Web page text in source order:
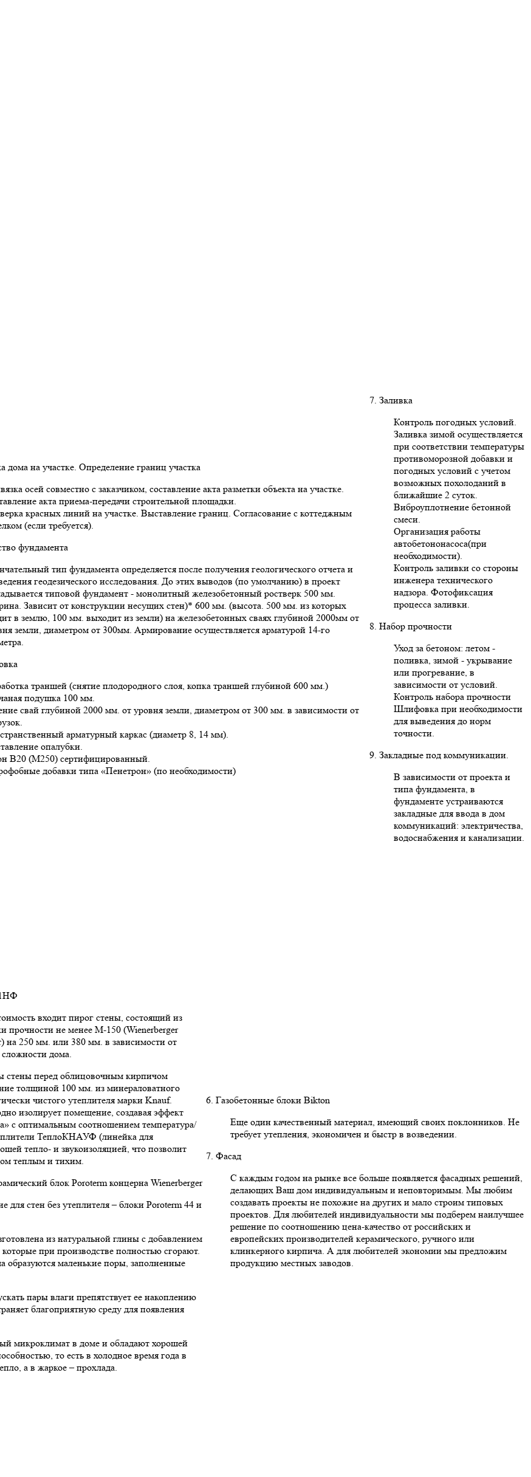
дома на участке. Определение границ участка
осей совместно с заказчиком, составление акта разметки объекта на участке.
акта приема-передачи строительной площадки.
красных линий на участке. Выставление границ. Согласование с коттеджным
(если требуется).
фундамента
тип фундамента определяется после получения геологического отчета и
геодезического исследования. До этих выводов (по умолчанию) в проект
типовой фундамент - монолитный железобетонный ростверк 500 мм.
Зависит от конструкции несущих стен)* 600 мм. (высота. 500 мм. из которых
в землю, 100 мм. выходит из земли) на железобетонных сваях глубиной 2000мм от
земли, диаметром от 300мм. Армирование осуществляется арматурой 14-го
траншей (снятие плодородного слоя, копка траншей глубиной 600 мм.)
подушка 100 мм.
свай глубиной 2000 мм. от уровня земли, диаметром от 300 мм. в зависимости от
арматурный каркас (диаметр 8, 14 мм).
опалубки.
В20 (М250) сертифицированный.
добавки типа «Пенетрон» (по необходимости)
7. Заливка
Контроль погодных условий.
Заливка зимой осуществляется
при соответствии температуры
противоморозной добавки и
погодных условий с учетом
возможных похолоданий в
ближайшие 2 суток.
Виброуплотнение бетонной
смеси.
Организация работы
автобетононасоса(при
необходимости).
Контроль заливки со стороны
инженера технического
надзора. Фотофиксация
процесса заливки.
8. Набор прочности
Уход за бетоном: летом -
поливка, зимой - укрывание
или прогревание, в
зависимости от условий.
Контроль набора прочности
Шлифовка при необходимости
для выведения до норм
точности.
9. Закладные под коммуникации.
В зависимости от проекта и
типа фундамента, в
фундаменте устраиваются
закладные для ввода в дом
коммуникаций: электричества,
водоснабжения и канализации.
входит пирог стены, состоящий из
прочности не менее М-150 (Wienerberger
на 250 мм. или 380 мм. в зависимости от
дома.
стены перед облицовочным кирпичом
толщиной 100 мм. из минераловатного
чистого утеплителя марки Knauf.
изолирует помещение, создавая эффект
с оптимальным соотношением температура/
ТеплоКНАУФ (линейка для
тепло- и звукоизоляцией, что позволит
теплым и тихим.
блок Poroterm концерна Wienerberger
для стен без утеплителя – блоки Poroterm 44 и
из натуральной глины с добавлением
при производстве полностью сгорают.
образуются маленькие поры, заполненные
пары влаги препятствует ее накоплению
благоприятную среду для появления
микроклимат в доме и обладают хорошей
то есть в холодное время года в
а в жаркое – прохлада.
6. Газобетонные блоки Bikton
Еще один качественный материал, имеющий своих поклонников. Не
требует утепления, экономичен и быстр в возведении.
7. Фасад
С каждым годом на рынке все больше появляется фасадных решений,
делающих Ваш дом индивидуальным и неповторимым. Мы любим
создавать проекты не похожие на других и мало строим типовых
проектов. Для любителей индивидуальности мы подберем наилучшее
решение по соотношению цена-качество от российских и
европейских производителей керамического, ручного или
клинкерного кирпича. А для любителей экономии мы предложим
продукцию местных заводов.